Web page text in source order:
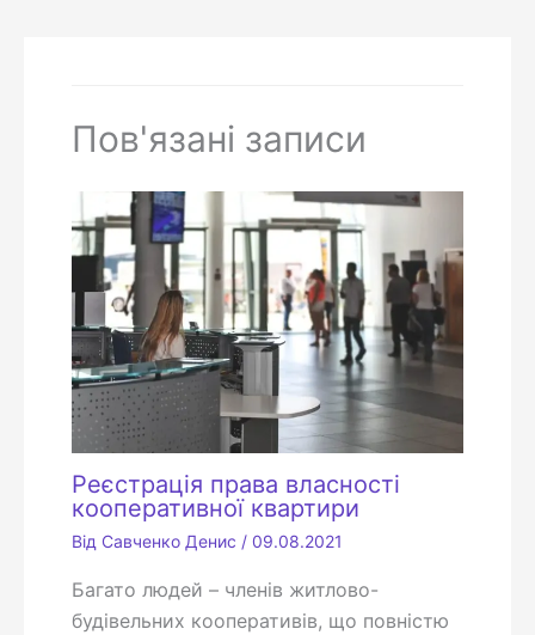
Пов'язані записи
Реєстрація права власності
кооперативної квартири
Від Савченко Денис / 09.08.2021
Багато людей – членів житлово-
будівельних кооперативів, що повністю